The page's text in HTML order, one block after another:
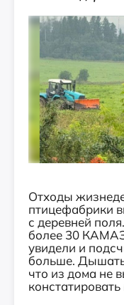
Отходы
птицефабрики
с деревней
более 30
увидели и
больше. Дышать
что из дома не